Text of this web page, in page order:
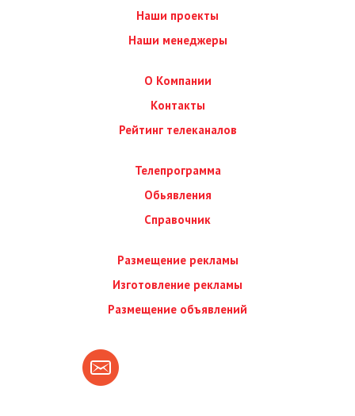
Наши проекты
Наши менеджеры
О Компании
Контакты
Рейтинг телеканалов
Телепрограмма
Обьявления
Справочник
Размещение рекламы
Изготовление рекламы
Размещение объявлений